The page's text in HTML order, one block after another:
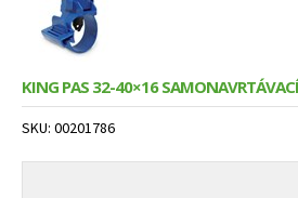
Dům a zahrada
KING PAS 32-40×16
SKU: 00201786